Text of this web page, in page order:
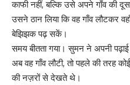
काफी नहीं, बल्कि उसे अपने गाँव की
उसने ठान लिया कि वह गाँव लौटकर
बेझिझक पढ़ सकें।
समय बीतता गया। सुमन ने अपनी
अब वह गाँव लौटी, तो पहले की तरह
की नज़रों से देखते थे।